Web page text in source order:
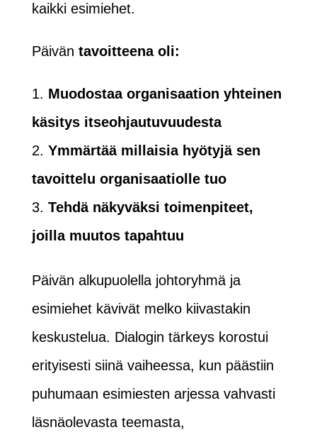
kaikki esimiehet.
Päivän tavoitteena oli:
Muodostaa organisaation yhteinen
käsitys itseohjautuvuudesta
Ymmärtää millaisia hyötyjä sen
tavoittelu organisaatiolle tuo
Tehdä näkyväksi toimenpiteet,
joilla muutos tapahtuu
Päivän alkupuolella johtoryhmä ja
esimiehet kävivät melko kiivastakin
keskustelua. Dialogin tärkeys korostui
erityisesti siinä vaiheessa, kun päästiin
puhumaan esimiesten arjessa vahvasti
läsnäolevasta teemasta,